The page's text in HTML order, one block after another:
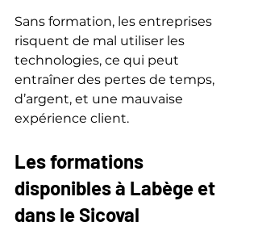
Sans formation, les entreprises
risquent de mal utiliser les
technologies, ce qui peut
entraîner des pertes de temps,
d’argent, et une mauvaise
expérience client.
Les formations
disponibles à Labège et
dans le Sicoval